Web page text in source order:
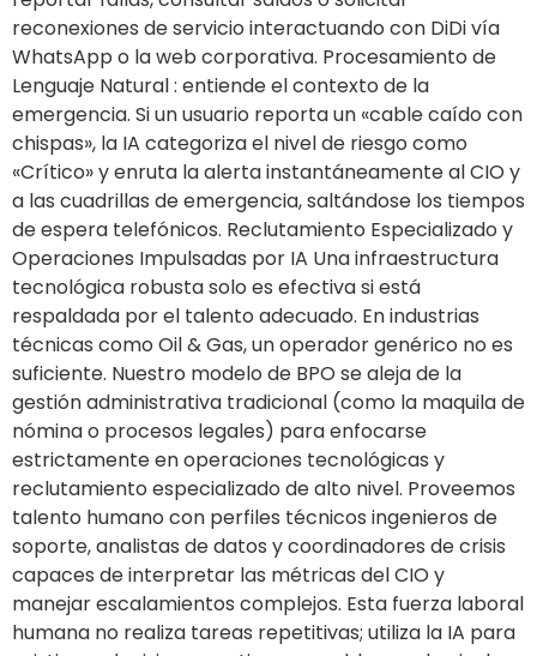
reconexiones de servicio interactuando con DiDi vía
WhatsApp o la web corporativa. Procesamiento de
Lenguaje Natural : entiende el contexto de la
emergencia. Si un usuario reporta un «cable caído con
chispas», la IA categoriza el nivel de riesgo como
«Crítico» y enruta la alerta instantáneamente al CIO y
a las cuadrillas de emergencia, saltándose los tiempos
de espera telefónicos. Reclutamiento Especializado y
Operaciones Impulsadas por IA Una infraestructura
tecnológica robusta solo es efectiva si está
respaldada por el talento adecuado. En industrias
técnicas como Oil & Gas, un operador genérico no es
suficiente. Nuestro modelo de BPO se aleja de la
gestión administrativa tradicional (como la maquila de
nómina o procesos legales) para enfocarse
estrictamente en operaciones tecnológicas y
reclutamiento especializado de alto nivel. Proveemos
talento humano con perfiles técnicos ingenieros de
soporte, analistas de datos y coordinadores de crisis
capaces de interpretar las métricas del CIO y
manejar escalamientos complejos. Esta fuerza laboral
humana no realiza tareas repetitivas; utiliza la IA para